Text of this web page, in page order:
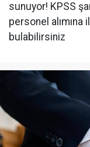
sunuyor! KPSS
personel alımına
bulabilirsiniz